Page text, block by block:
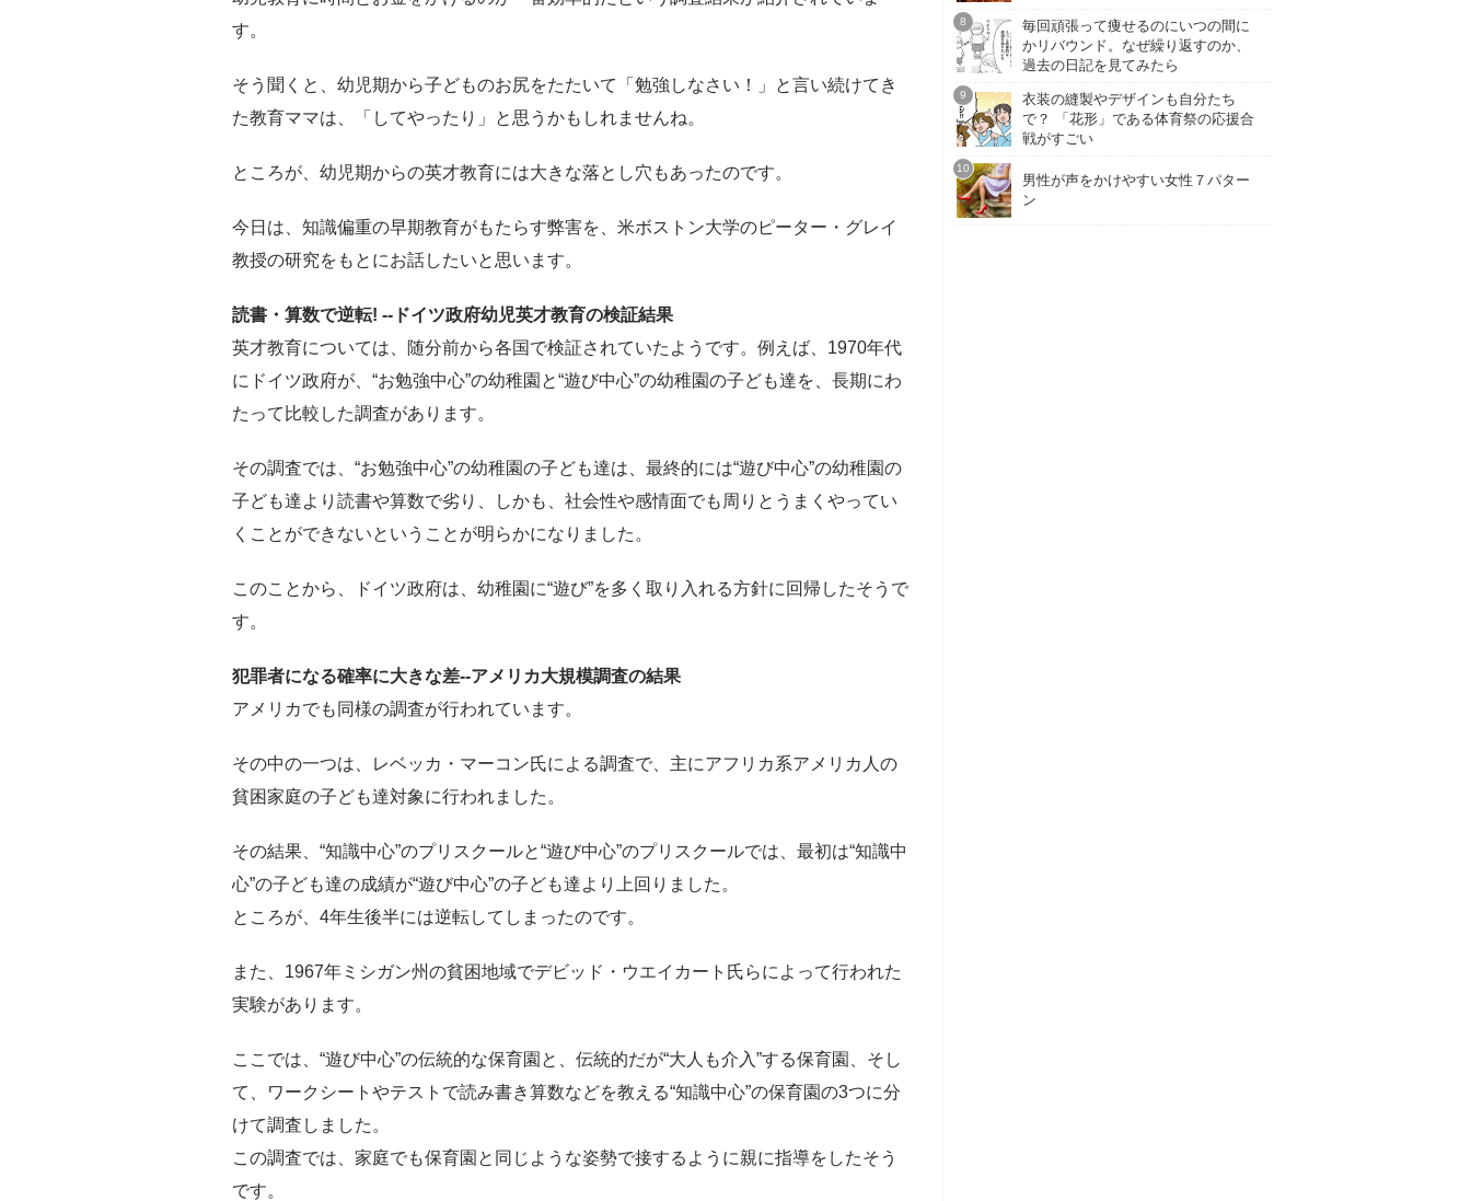
す。
そう聞くと、幼児期から子どものお尻をたたいて「勉強しなさい！」と言い続けてき
た教育ママは、「してやったり」と思うかもしれませんね。
ところが、幼児期からの英才教育には大きな落とし穴もあったのです。
今日は、知識偏重の早期教育がもたらす弊害を、米ボストン大学のピーター・グレイ
教授の研究をもとにお話したいと思います。
読書・算数で逆転! --ドイツ政府幼児英才教育の検証結果
英才教育については、随分前から各国で検証されていたようです。例えば、1970年代
にドイツ政府が、“お勉強中心”の幼稚園と“遊び中心”の幼稚園の子ども達を、長期にわ
たって比較した調査があります。
その調査では、“お勉強中心”の幼稚園の子ども達は、最終的には“遊び中心”の幼稚園の
子ども達より読書や算数で劣り、しかも、社会性や感情面でも周りとうまくやってい
くことができないということが明らかになりました。
このことから、ドイツ政府は、幼稚園に“遊び”を多く取り入れる方針に回帰したそうで
す。
犯罪者になる確率に大きな差--アメリカ大規模調査の結果
アメリカでも同様の調査が行われています。
その中の一つは、レベッカ・マーコン氏による調査で、主にアフリカ系アメリカ人の
貧困家庭の子ども達対象に行われました。
その結果、“知識中心”のプリスクールと“遊び中心”のプリスクールでは、最初は“知識中
心”の子ども達の成績が“遊び中心”の子ども達より上回りました。
ところが、4年生後半には逆転してしまったのです。
また、1967年ミシガン州の貧困地域でデビッド・ウエイカート氏らによって行われた
実験があります。
ここでは、“遊び中心”の伝統的な保育園と、伝統的だが“大人も介入”する保育園、そし
て、ワークシートやテストで読み書き算数などを教える“知識中心”の保育園の3つに分
けて調査しました。
この調査では、家庭でも保育園と同じような姿勢で接するように親に指導をしたそう
です。
毎回頑張って痩せるのにいつの間に
かリバウンド。なぜ繰り返すのか、
過去の日記を見てみたら
衣装の縫製やデザインも自分たち
で？ 「花形」である体育祭の応援合
戦がすごい
男性が声をかけやすい女性７パター
ン